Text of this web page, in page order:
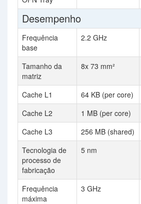
Desempenho
Frequência
base
2.2 GHz
Tamanho da
matriz
8x 73 mm²
Cache L1 64 KB (per core)
Cache L2
1 MB (per core)
Cache L3
256 MB (shared)
Tecnologia de
processo de
fabricação
5 nm
Frequência
máxima
3 GHz